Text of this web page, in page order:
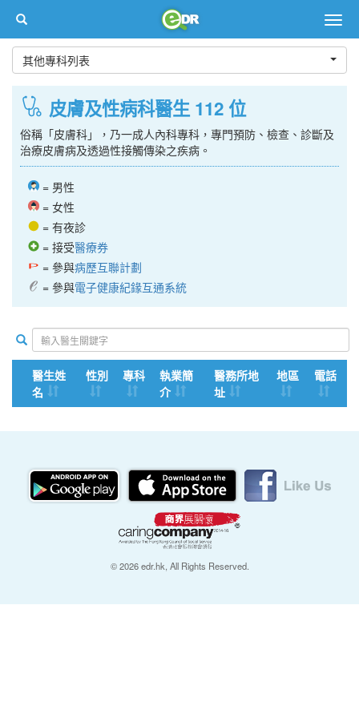
其他專科列表
皮膚及性病科醫生 112 位
俗稱「皮膚科」，乃一成人內科專科，專門預防、檢查、診斷及
治療皮膚病及透過性接觸傳染之疾病。
= 男性
= 女性
= 有夜診
= 接受醫療券
= 參與病歷互聯計劃
= 參與電子健康紀䤸互通系統
醫生姓
名
性別 專科
執業簡
介
醫務所地
址
地區 電話
© 2026 edr.hk, All Rights Reserved.